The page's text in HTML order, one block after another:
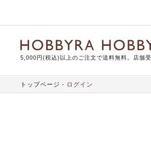
5,000円(税込)以上のご注文で送料無料。店舗
トップページ ログイン